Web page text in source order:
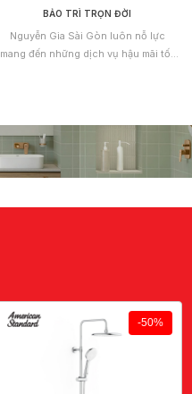
BẢO TRÌ TRỌN ĐỜI
Nguyễn Gia Sài Gòn luôn nỗ lực
mang đến những dịch vụ hậu mãi tốt
các sản phẩm dịch vụ cung cấp.
-50%